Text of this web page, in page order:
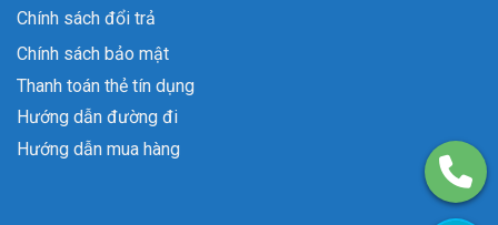
Chính sách đổi trả
Chính sách bảo mật
Thanh toán thẻ tín dụng
Hướng dẫn đường đi
Hướng dẫn mua hàng